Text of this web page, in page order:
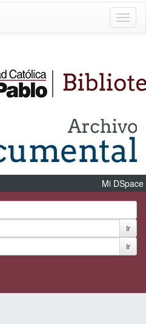
Mi DSpace
Ir
Ir